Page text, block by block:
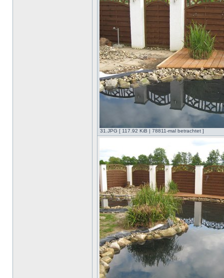
31.JPG [ 117.92 KiB | 78811-mal betrachtet ]